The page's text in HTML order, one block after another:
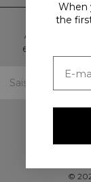
Abonnez-
exclusives,
©
When
the